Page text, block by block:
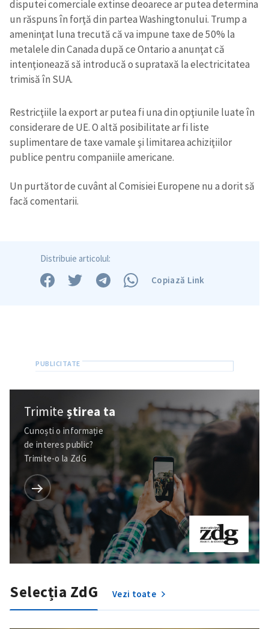
disputei comerciale extinse deoarece ar putea determina
un răspuns în forţă din partea Washingtonului. Trump a
ameninţat luna trecută că va impune taxe de 50% la
metalele din Canada după ce Ontario a anunţat că
intenţionează să introducă o suprataxă la electricitatea
trimisă în SUA.
Restricţiile la export ar putea fi una din opţiunile luate în
considerare de UE. O altă posibilitate ar fi liste
suplimentare de taxe vamale şi limitarea achiziţiilor
publice pentru companiile americane.
Un purtător de cuvânt al Comisiei Europene nu a dorit să
facă comentarii.
Distribuie articolul:
Copiază Link
Trimiteștirea ta
Cunoști o informație
de interes public?
Trimite-o la ZdG
Selecția ZdG Vezi toate